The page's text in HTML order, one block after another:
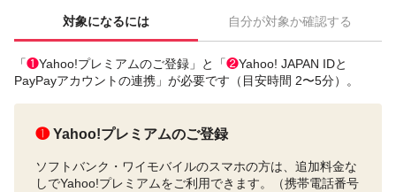
対象になるには 自分が対象か確認する
「❶Yahoo!プレミアムのご登録」と「❷Yahoo! JAPAN IDと
PayPayアカウントの連携」が必要です（目安時間 2〜5分）。
❶ Yahoo!プレミアムのご登録
ソフトバンク・ワイモバイルのスマホの方は、追加料金な
しでYahoo!プレミアムをご利用できます。（携帯電話番号